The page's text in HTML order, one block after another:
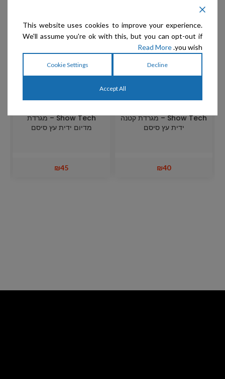
Show Tech – מגרדת קטנה
ידית עץ סיסם
₪40
Show Tech – מגרדת
מדיום ידית עץ סיסם
₪45
This website uses cookies to improve your experience.
We'll assume you're ok with this, but you can opt-out if
you wish.
Read More
Decline
Cookie Settings
Accept All